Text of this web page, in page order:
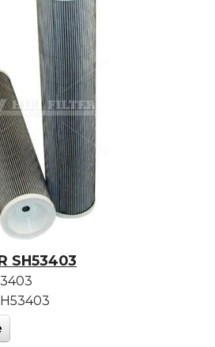
SH53403